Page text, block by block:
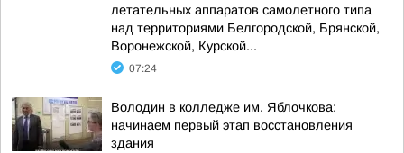
летательных аппаратов самолетного типа
над территориями Белгородской, Брянской,
Воронежской, Курской...
07:24
Володин в колледже им. Яблочкова:
начинаем первый этап восстановления
здания